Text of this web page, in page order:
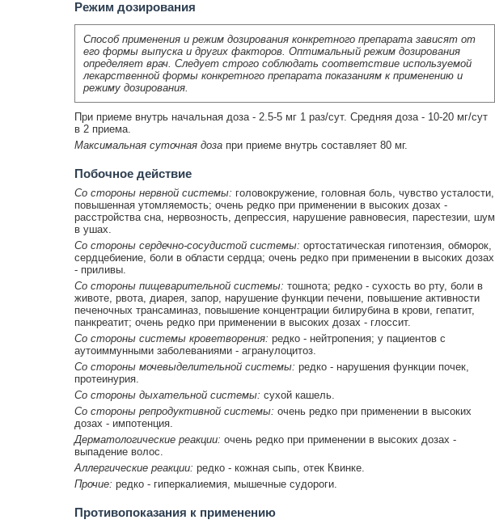
Режим дозирования
Способ применения и режим дозирования конкретного препарата зависят от
его формы выпуска и других факторов. Оптимальный режим дозирования
определяет врач. Следует строго соблюдать соответствие используемой
лекарственной формы конкретного препарата показаниям к применению и
режиму дозирования.
При приеме внутрь начальная доза - 2.5-5 мг 1 раз/сут. Средняя доза - 10-20 мг/сут
в 2 приема.
Максимальная суточная дозапри приеме внутрь составляет 80 мг.
Побочное действие
Со стороны нервной системы: головокружение, головная боль, чувство усталости,
повышенная утомляемость; очень редко при применении в высоких дозах -
расстройства сна, нервозность, депрессия, нарушение равновесия, парестезии, шум
в ушах.
Со стороны сердечно-сосудистой системы: ортостатическая гипотензия, обморок,
сердцебиение, боли в области сердца; очень редко при применении в высоких дозах
- приливы.
Со стороны пищеварительной системы: тошнота; редко - сухость во рту, боли в
животе, рвота, диарея, запор, нарушение функции печени, повышение активности
печеночных трансаминаз, повышение концентрации билирубина в крови, гепатит,
панкреатит; очень редко при применении в высоких дозах - глоссит.
Со стороны системы кроветворения: редко - нейтропения; у пациентов с
аутоиммунными заболеваниями - агранулоцитоз.
Со стороны мочевыделительной системы: редко - нарушения функции почек,
протеинурия.
Со стороны дыхательной системы: сухой кашель.
Со стороны репродуктивной системы: очень редко при применении в высоких
дозах - импотенция.
Дерматологические реакции: очень редко при применении в высоких дозах -
выпадение волос.
Аллергические реакции: редко - кожная сыпь, отек Квинке.
Прочие: редко - гиперкалиемия, мышечные судороги.
Противопоказания к применению